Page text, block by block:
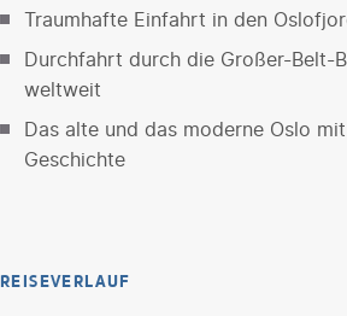
Traumhafte Einfahrt in den
Durchfahrt durch die Großer-Belt-
weltweit
Das alte und das moderne Oslo
Geschichte
REISEVERLAUF